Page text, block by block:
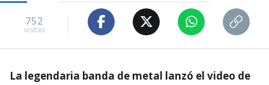
752
visitas
La legendaria banda de metal lanzó el video de